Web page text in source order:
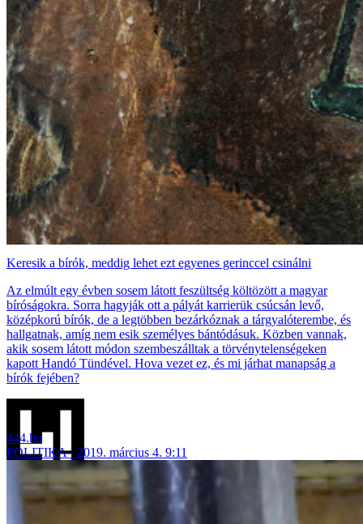
Keresik a bírók, meddig lehet ezt egyenes gerinccel csinálni
Az elmúlt egy évben sosem látott feszültség költözött a magyar
bíróságokra. Sorra hagyják ott a pályát karrierük csúcsán levő,
középkorú bírók, de a legtöbben bezárkóznak a tárgyalóterembe, és
hallgatnak, amíg nem esik személyes bántódásuk. Közben vannak,
akik sosem látott módon szembeszálltak a törvénytelenségeken
kapott Handó Tündével. Hova vezet ez, és mi járhat manapság a
bírók fejében?
444.hu
POLITIKA
2019. március 4. 9:11